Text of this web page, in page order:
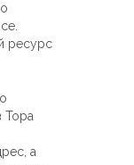
ресурс
Тора
а